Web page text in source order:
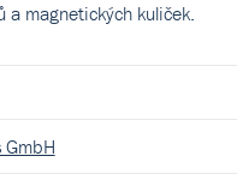
magnetických kuliček.